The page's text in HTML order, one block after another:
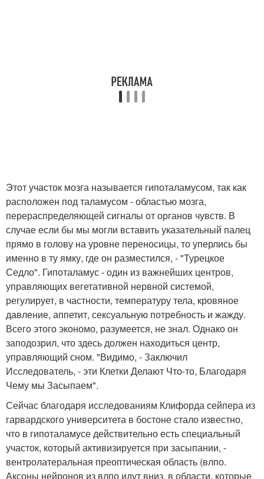
Этот участок мозга называется гипоталамусом, так как
расположен под таламусом - областью мозга,
перераспределяющей сигналы от органов чувств. В
случае если бы мы могли вставить указательный палец
прямо в голову на уровне переносицы, то уперлись бы
именно в ту ямку, где он разместился, - "Турецкое
Седло". Гипоталамус - один из важнейших центров,
управляющих вегетативной нервной системой,
регулирует, в частности, температуру тела, кровяное
давление, аппетит, сексуальную потребность и жажду.
Всего этого экономо, разумеется, не знал. Однако он
заподозрил, что здесь должен находиться центр,
управляющий сном. "Видимо, - Заключил
Исследователь, - эти Клетки Делают Что-то, Благодаря
Чему мы Засыпаем".
Сейчас благодаря исследованиям Клифорда сейпера из
гарвардского университета в бостоне стало известно,
что в гипоталамусе действительно есть специальный
участок, который активизируется при засыпании, -
вентролатеральная преоптическая область (влпо.
Аксоны нейронов из влпо идут вниз, в области, которые